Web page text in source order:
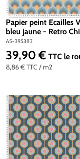
Papier peint Ecailles
bleu jaune - Retro
Création | Réf. AS-
AS-395383
8,86 €TTC / m2
Prix régulier :
39,90 € TTC le